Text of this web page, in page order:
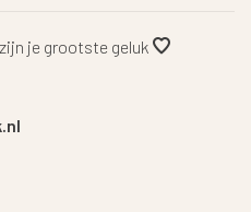
je grootste geluk